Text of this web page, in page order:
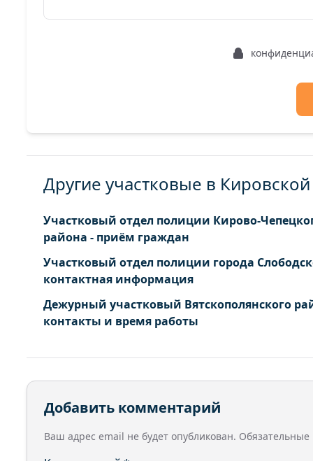
Другие участковые в
Участковый отдел полиции Кирово-
района - приём граждан
Участковый отдел полиции города
контактная информация
Дежурный участковый Вятскополянского
контакты и время работы
Добавить комментарий
Ваш адрес email не будет опубликован.